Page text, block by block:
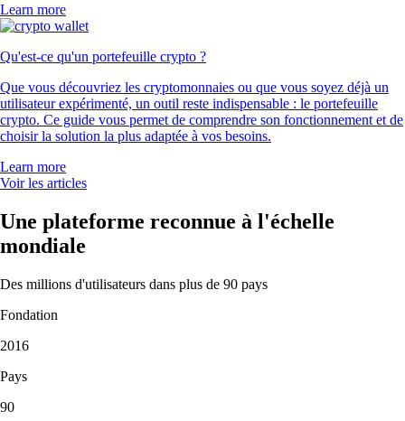
Learn more
Qu'est-ce qu'un portefeuille crypto ?
Que vous découvriez les cryptomonnaies ou que vous soyez déjà un
utilisateur expérimenté, un outil reste indispensable : le portefeuille
crypto. Ce guide vous permet de comprendre son fonctionnement et de
choisir la solution la plus adaptée à vos besoins.
Learn more
Voir les articles
Une plateforme reconnue à l'échelle
mondiale
Des millions d'utilisateurs dans plus de 90 pays
Fondation
2016
Pays
90